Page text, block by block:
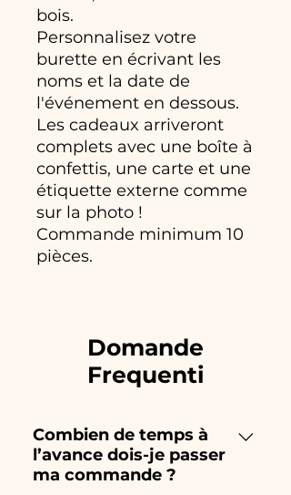
bois.
Personnalisez votre
burette en écrivant les
noms et la date de
l'événement en dessous.
Les cadeaux arriveront
complets avec une boîte à
confettis, une carte et une
étiquette externe comme
sur la photo !
Commande minimum 10
pièces.
Domande
Frequenti
Combien de temps à
l’avance dois-je passer
ma commande ?